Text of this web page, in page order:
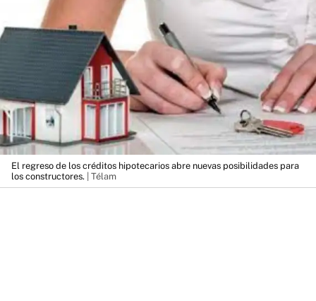
El regreso de los créditos hipotecarios abre nuevas posibilidades para
los constructores. | Télam